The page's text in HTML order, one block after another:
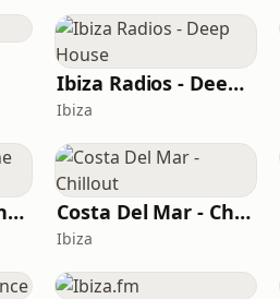
Ibiza Radios - Deep House
Ibiza
Tomorrowland One World Radio - Spain Costa Del Mar - Chillout
Ibiza